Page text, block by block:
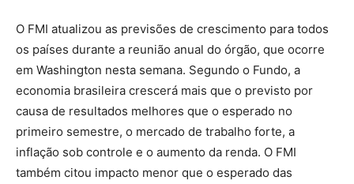
O FMI atualizou as previsões de crescimento para todos
os países durante a reunião anual do órgão, que ocorre
em Washington nesta semana. Segundo o Fundo, a
economia brasileira crescerá mais que o previsto por
causa de resultados melhores que o esperado no
primeiro semestre, o mercado de trabalho forte, a
inflação sob controle e o aumento da renda. O FMI
também citou impacto menor que o esperado das